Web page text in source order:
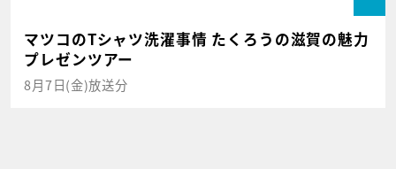
マツコのTシャツ洗濯事情 たくろうの滋賀の魅力
プレゼンツアー
8月7日(金)放送分